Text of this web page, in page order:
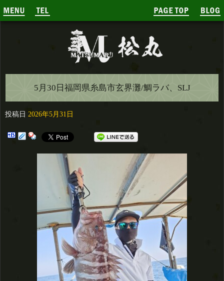
5月30日福岡県糸島市玄界灘/鯛ラバ、SLJ
投稿日 2026年5月31日